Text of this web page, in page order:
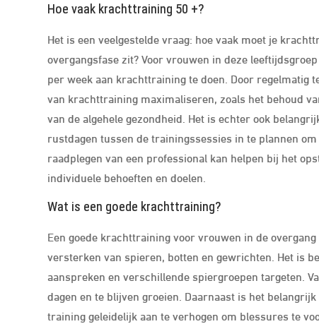
Hoe vaak krachttraining 50 +?
Het is een veelgestelde vraag: hoe vaak moet je
overgangsfase zit? Voor vrouwen in deze
per week aan krachttraining te doen. Door regelmatig
van krachttraining maximaliseren, zoals het behoud
van de algehele gezondheid. Het is echter ook
rustdagen tussen de trainingssessies in te plannen
raadplegen van een professional kan helpen bij het
individuele behoeften en doelen.
Wat is een goede krachttraining?
Een goede krachttraining voor vrouwen in de
versterken van spieren, botten en gewrichten. Het is
aanspreken en verschillende spiergroepen targeten.
dagen en te blijven groeien. Daarnaast is het
training geleidelijk aan te verhogen om blessures te